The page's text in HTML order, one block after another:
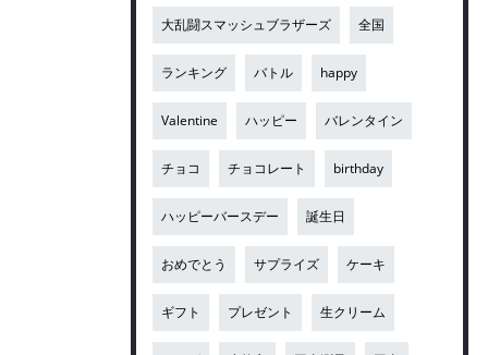
大乱闘スマッシュブラザーズ 全国
ランキング バトル happy
Valentine ハッピー バレンタイン
チョコ チョコレート birthday
ハッピーバースデー 誕生日
おめでとう サプライズ ケーキ
ギフト プレゼント 生クリーム